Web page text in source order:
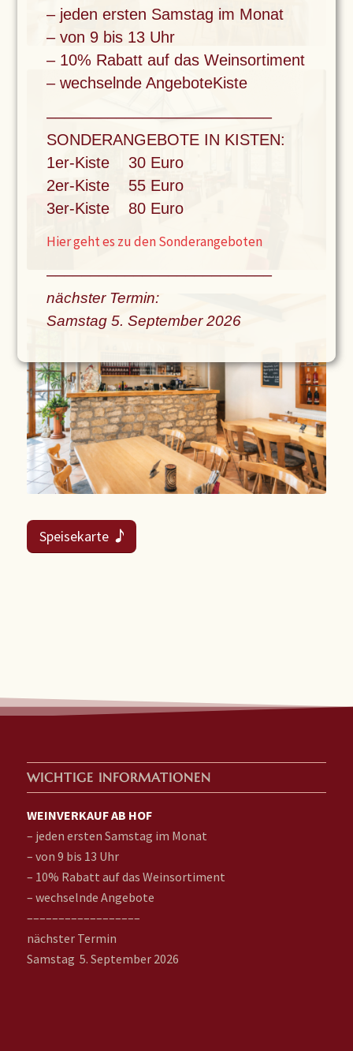
Speisekarte
WICHTIGE INFORMATIONEN
WEINVERKAUF AB HOF
– jeden ersten Samstag im Monat
– von 9 bis 13 Uhr
– 10% Rabatt auf das Weinsortiment
– wechselnde Angebote
––––––––––––––––––
nächster Termin
Samstag 5. September 2026
– jeden ersten Samstag im Monat
– von 9 bis 13 Uhr
– 10% Rabatt auf das Weinsortiment
– wechselnde AngeboteKiste
––––––––––––––––––––––––––
SONDERANGEBOTE IN KISTEN:
1er-Kiste 30 Euro
2er-Kiste 55 Euro
3er-Kiste 80 Euro
Hier geht es zu den Sonderangeboten
––––––––––––––––––––––––––
nächster Termin:
Samstag 5. September2026